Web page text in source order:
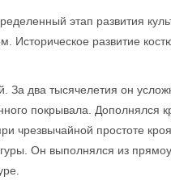
этап развития
Историческое развитие
два тысячелетия он
покрывала. Дополнялся
чрезвычайной простоте
Он выполнялся из